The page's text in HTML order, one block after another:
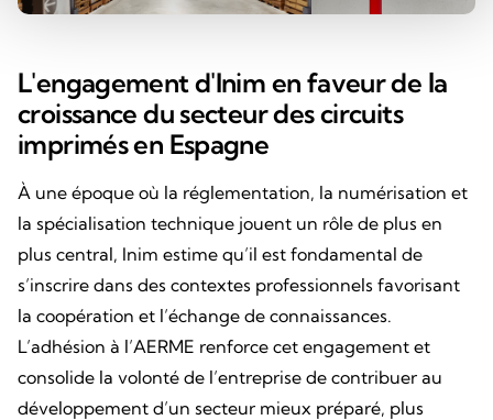
L'engagement d'Inim en faveur de la
croissance du secteur des circuits
imprimés en Espagne
À une époque où la réglementation, la numérisation et
la spécialisation technique jouent un rôle de plus en
plus central, Inim estime qu’il est fondamental de
s’inscrire dans des contextes professionnels favorisant
la coopération et l’échange de connaissances.
L’adhésion à l’AERME renforce cet engagement et
consolide la volonté de l’entreprise de contribuer au
développement d’un secteur mieux préparé, plus